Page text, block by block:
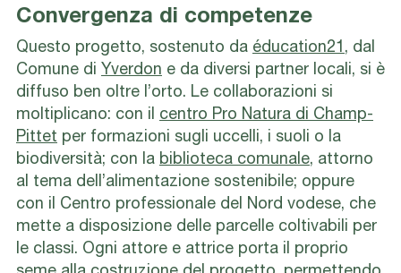
Convergenza di competenze
Questo progetto, sostenuto da éducation21 , dal
Comune di Yverdon e da diversi partner locali, si è
diffuso ben oltre l’orto. Le collaborazioni si
moltiplicano: con il centro Pro Natura di Champ-
Pittet per formazioni sugli uccelli, i suoli o la
biodiversità; con la biblioteca comunale, attorno
al tema dell’alimentazione sostenibile; oppure
con il Centro professionale del Nord vodese, che
mette a disposizione delle parcelle coltivabili per
le classi. Ogni attore e attrice porta il proprio